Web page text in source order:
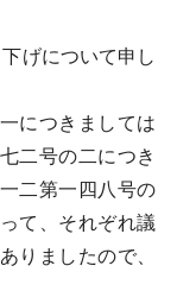
げについて申し
につきましては
二号の二につき
二第一四八号の
て、それぞれ議
りましたので、